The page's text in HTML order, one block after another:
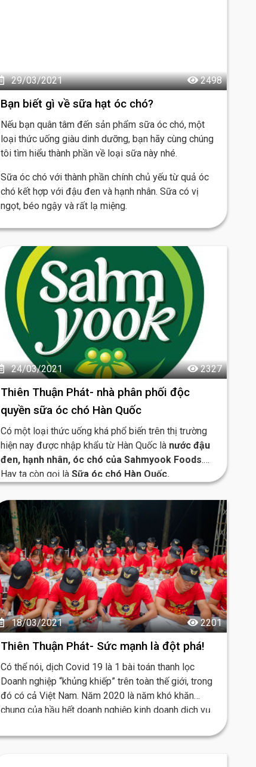
29/03/2021 2498
Bạn biết gì về sữa hạt óc chó?
Nếu bạn quân tâm đến sản phẩm sữa óc chó, một
loại thức uống giàu dinh dưỡng, bạn hãy cùng chúng
tôi tìm hiểu thành phần về loại sữa này nhé.
Sữa óc chó với thành phần chính chủ yếu từ quả óc
chó kết hợp với đậu đen và hạnh nhân. Sữa có vị
ngọt, béo ngậy và rất lạ miệng.
24/03/2021 2327
Thiên Thuận Phát- nhà phân phối độc
quyền sữa óc chó Hàn Quốc
Có một loại thức uống khá phổ biến trên thị trường
hiện nay được nhập khẩu từ Hàn Quốc là nước đậu
đen, hạnh nhân, óc chó của Sahmyook Foods.
Hay ta còn gọi làSữa óc chó Hàn Quốc.
18/03/2021 2201
Thiên Thuận Phát- Sức mạnh là đột phá!
Có thể nói, dịch Covid 19 là 1 bài toán thanh lọc
Doanh nghiệp “khủng khiếp” trên toàn thế giới, trong
đó có cả Việt Nam. Năm 2020 là năm khó khăn
chung của hầu hết doanh nghiệp kinh doanh dịch vụ.